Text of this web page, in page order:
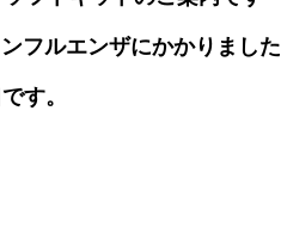
フルエンザにかかりました
す。